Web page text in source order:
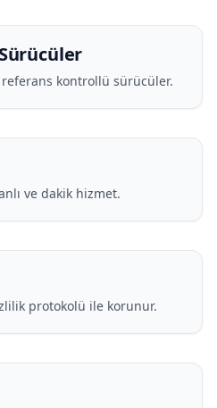
kontrollü sürücüler.
ve dakik hizmet.
protokolü ile korunur.